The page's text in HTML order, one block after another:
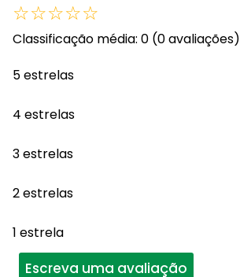
☆☆☆☆☆
Classificação média: 0 (0 avaliações)
5 estrelas
4 estrelas
3 estrelas
2 estrelas
1 estrela
Escreva uma avaliação